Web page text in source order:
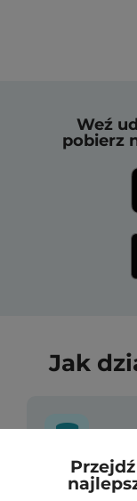
Weź
pobierz
Jak
Skąd